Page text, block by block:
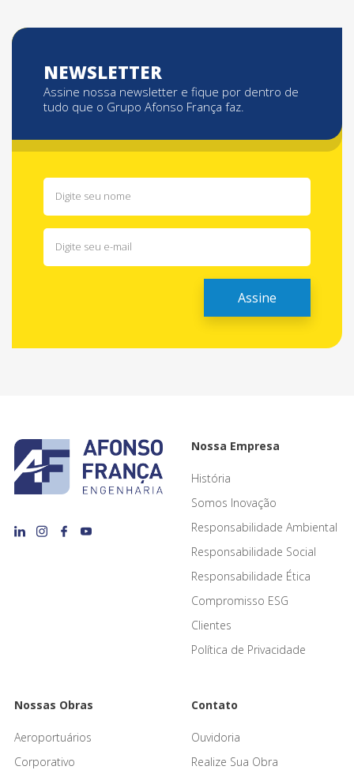
NEWSLETTER
Assine nossa newsletter e fique por dentro de
tudo que o Grupo Afonso França faz.
Nossa Empresa
História
Somos Inovação
Responsabilidade Ambiental
Responsabilidade Social
Responsabilidade Ética
Compromisso ESG
Clientes
Política de Privacidade
Nossas Obras
Aeroportuários
Corporativo
Contato
Ouvidoria
Realize Sua Obra